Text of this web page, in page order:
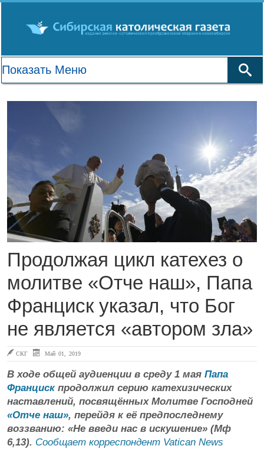
Продолжая цикл катехез о
молитве «Отче наш», Папа
Франциск указал, что Бог
не является «автором зла»
СКГ Май 01, 2019
В ходе общей аудиенции в среду 1 мая Папа
Франциск продолжил серию катехизических
наставлений, посвящённых Молитве Господней
«Отче наш», перейдя к её предпоследнему
воззванию: «Не введи нас в искушение» (Мф
6,13). Сообщает корреспондент Vatican News